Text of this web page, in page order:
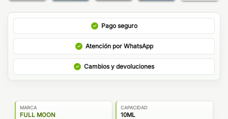
Pago seguro
Atención por WhatsApp
Cambios y devoluciones
MARCA
FULL MOON
CAPACIDAD
10ML